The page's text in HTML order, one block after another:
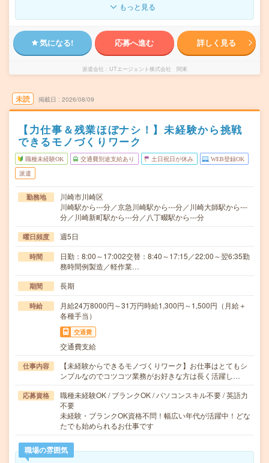
もっと見る
気になる! 応募へ進む 詳しく見る
派遣会社 UTエージェント株式会社 関東
未読 掲載日 2026/08/09
【力仕事＆残業ほぼナシ！】未経験から挑戦
できるモノづくりワーク
職種未経験OK 交通費別途支給あり 土日祝日が休み WEB登録OK
派遣
勤務地
川崎市川崎区
川崎駅から---分／京急川崎駅から---分／川崎大師駅から---
分／川崎新町駅から---分／八丁畷駅から---分
曜日頻度 週5日
時間
日勤：8:00～17:002交替：8:40～17:15／22:00～翌6:35勤
務時間例製造／軽作業…
期間 長期
時給
月給24万8000円～31万円時給1,300円～1,500円（月給＋
各種手当）
交通費
交通費支給
仕事内容
【未経験からできるモノづくりワーク】お仕事はとてもシ
ンプルなのでコツコツ業務がお好きな方は長く活躍し…
応募資格
職種未経験OK / ブランクOK / パソコンスキル不要 / 英語力
不要
未経験・ブランクOK資格不問！幅広い年代が活躍中！どな
たでも始められるお仕事です
職場の雰囲気